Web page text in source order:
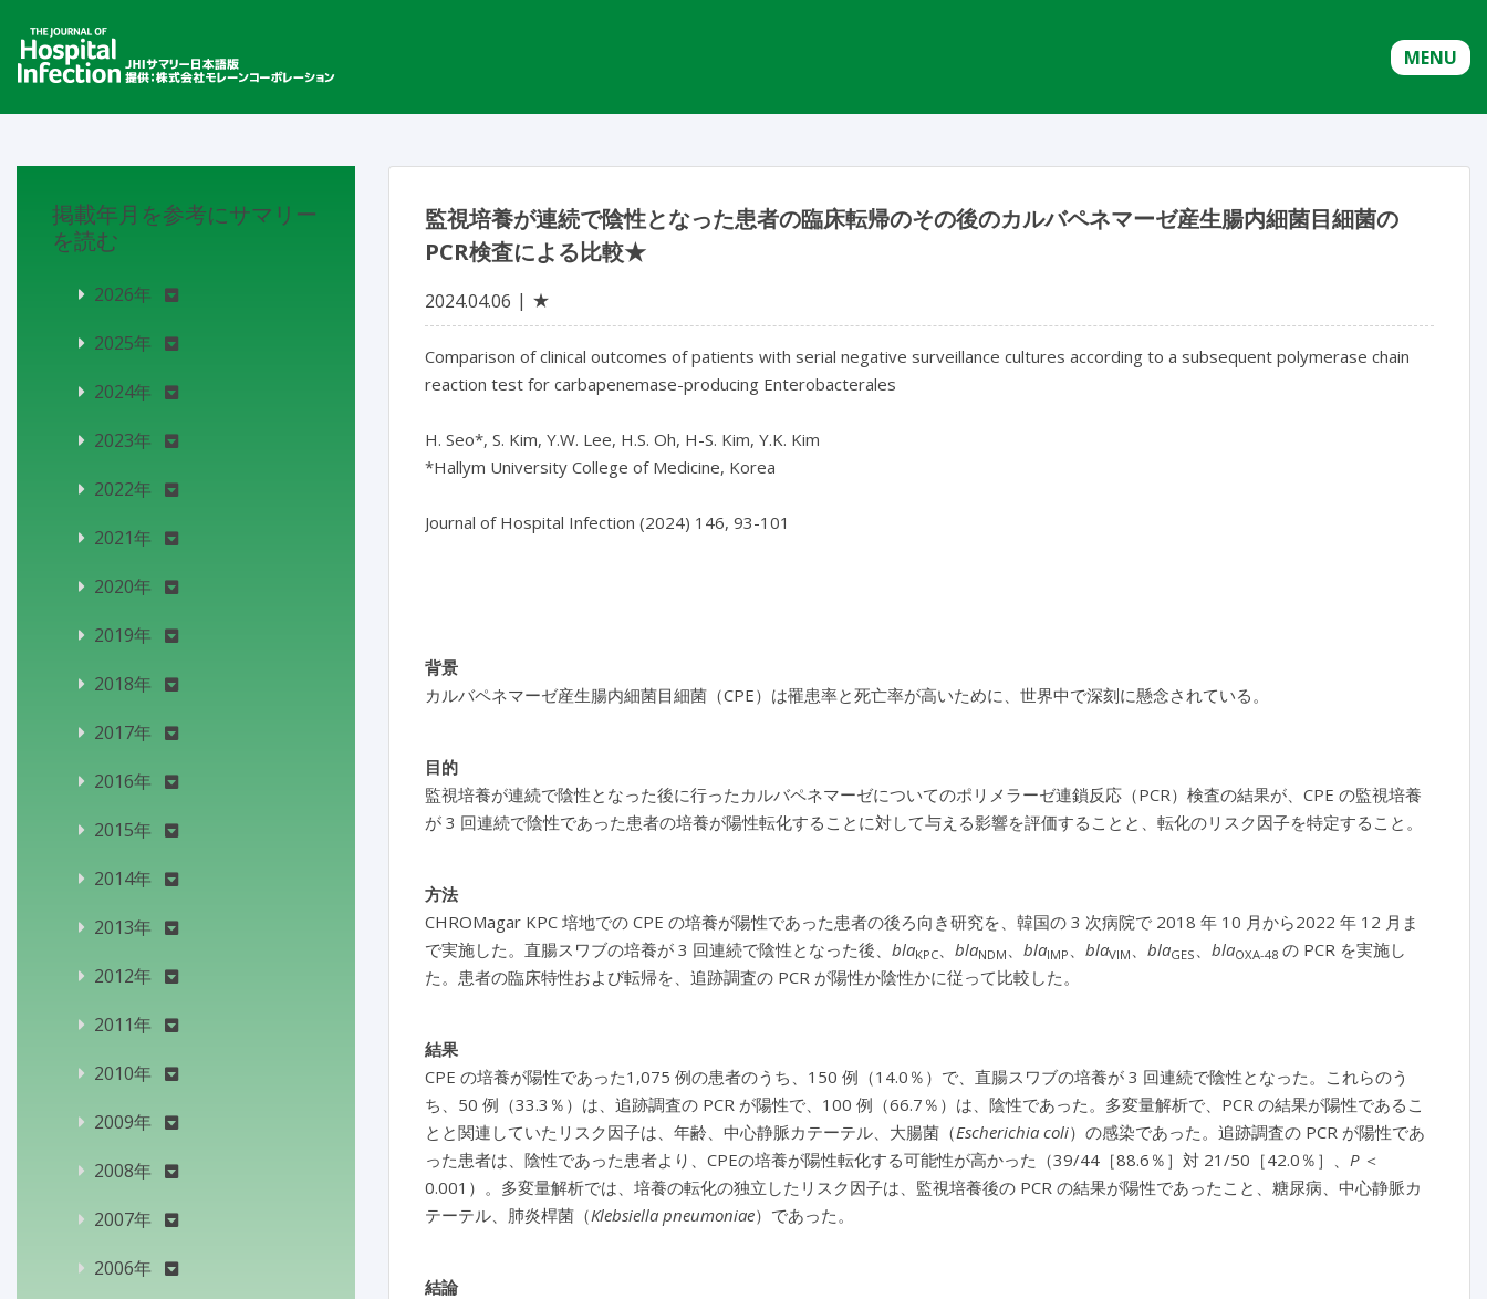
MENU
監視培養が連続で陰性となった患者の臨床転帰のその後のカルバペネマーゼ産生腸内細菌目細菌の
PCR検査による比較★
2024.04.06 ★
Comparison of clinical outcomes of patients with serial negative surveillance cultures according to a subsequent polymerase chain
reaction test for carbapenemase-producing Enterobacterales
H. Seo*, S. Kim, Y.W. Lee, H.S. Oh, H-S. Kim, Y.K. Kim
*Hallym University College of Medicine, Korea
Journal of Hospital Infection (2024) 146, 93-101
背景
カルバペネマーゼ産生腸内細菌目細菌（CPE）は罹患率と死亡率が高いために、世界中で深刻に懸念されている。
目的
監視培養が連続で陰性となった後に行ったカルバペネマーゼについてのポリメラーゼ連鎖反応（PCR）検査の結果が、CPE の監視培養
が 3 回連続で陰性であった患者の培養が陽性転化することに対して与える影響を評価することと、転化のリスク因子を特定すること。
方法
CHROMagar KPC 培地での CPE の培養が陽性であった患者の後ろ向き研究を、韓国の 3 次病院で 2018 年 10 月から2022 年 12 月ま
で実施した。直腸スワブの培養が 3 回連続で陰性となった後、 blaKPC、 blaNDM 、 blaIMP 、 blaVIM 、 blaGES 、 blaOXA-48 の PCR を実施し
た。患者の臨床特性および転帰を、追跡調査の PCR が陽性か陰性かに従って比較した。
結果
CPE の培養が陽性であった1,075 例の患者のうち、150 例（14.0％）で、直腸スワブの培養が 3 回連続で陰性となった。これらのう
ち、50 例（33.3％）は、追跡調査の PCR が陽性で、100 例（66.7％）は、陰性であった。多変量解析で、PCR の結果が陽性であるこ
とと関連していたリスク因子は、年齢、中心静脈カテーテル、大腸菌（Escherichia coli）の感染であった。追跡調査の PCR が陽性であ
った患者は、陰性であった患者より、CPEの培養が陽性転化する可能性が高かった（39/44［88.6％］対 21/50［42.0％］、 P ＜
0.001）。多変量解析では、培養の転化の独立したリスク因子は、監視培養後の PCR の結果が陽性であったこと、糖尿病、中心静脈カ
テーテル、肺炎桿菌（Klebsiella pneumoniae）であった。
結論
掲載年月を参考にサマリー
を読む
2026年
2025年
2024年
2023年
2022年
2021年
2020年
2019年
2018年
2017年
2016年
2015年
2014年
2013年
2012年
2011年
2010年
2009年
2008年
2007年
2006年